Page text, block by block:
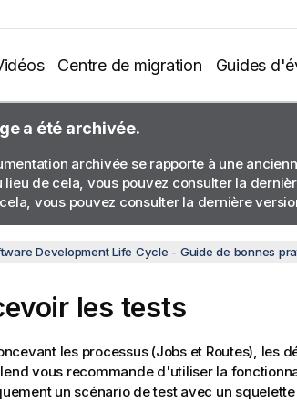
Centre de migration Guides
a été archivée.
archivée se rapporte à une
lieu de cela, vous pouvez consulter la
vous pouvez consulter la dernière
Development Life Cycle - Guide de bonnes
les tests
les processus (Jobs et Routes), les
vous recommande d'utiliser la
un scénario de test avec un